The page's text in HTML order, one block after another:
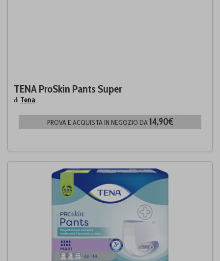
TENA ProSkin Pants Super
di Tena
PROVA E ACQUISTA IN NEGOZIO DA14,90€